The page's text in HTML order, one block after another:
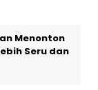
Menonton
Seru dan